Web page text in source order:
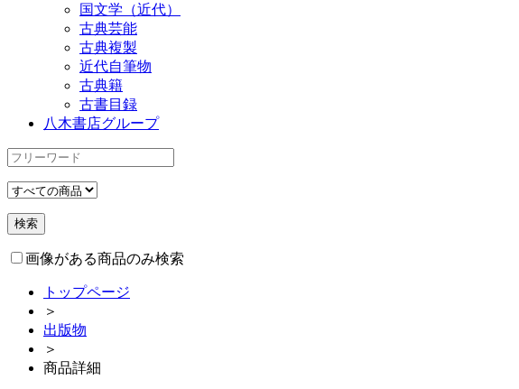
国文学（近代）
古典芸能
古典複製
近代自筆物
古典籍
古書目録
八木書店グループ
画像がある商品のみ検索
トップページ
＞
出版物
＞
商品詳細